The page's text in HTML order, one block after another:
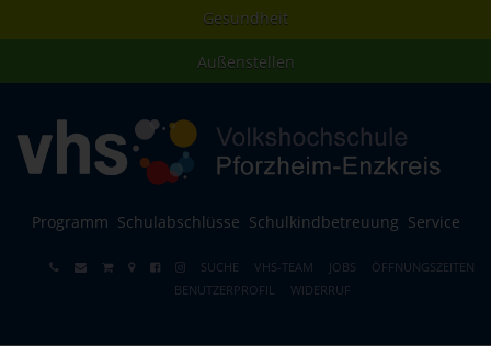
Gesundheit
Außenstellen
Programm Schulabschlüsse Schulkindbetreuung Service
SUCHE VHS-TEAM JOBS
ÖFFNUNGSZEITEN
BENUTZERPROFIL
WIDERRUF